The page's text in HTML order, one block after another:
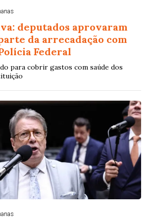
deputados aprovaram
da arrecadação com
Federal
para cobrir gastos com saúde dos